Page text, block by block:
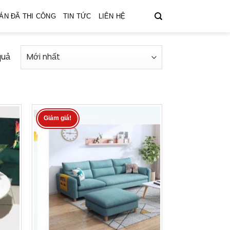
ĐÃ THI CÔNG TIN TỨC LIÊN HỆ
Giảm giá!